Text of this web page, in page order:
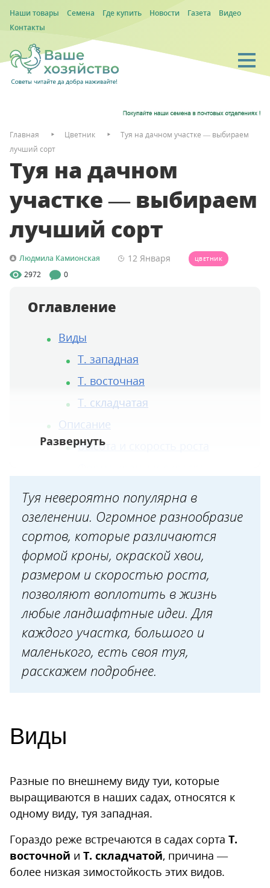
Наши товары Семена Где купить Новости Газета
Видео
Контакты
Главная Цветник
Туя на дачном участке — выбираем
лучший сорт
Туя на дачном
участке — выбираем
лучший сорт
Людмила Камионская 12 Января ЦВЕТНИК
2972 0
Оглавление
Виды
Т. западная
Т. восточная
Т. складчатая
Описание
Высота и скорость роста
Популярные сорта туи
Сорта для живой изгороди
Брабант
Смарагд
Колумна
Другие сорта
Шаровидные сорта
Голден глоб
Мириам
Другие сорта
Желтые сорта
Рейнголд
Голден Таффет
Туя невероятно популярна в
озеленении. Огромное разнообразие
сортов, которые различаются
формой кроны, окраской хвои,
размером и скоростью роста,
позволяют воплотить в жизнь
любые ландшафтные идеи. Для
каждого участка, большого и
маленького, есть своя туя,
расскажем подробнее.
Виды
Разные по внешнему виду туи, которые
выращиваются в наших садах, относятся к
одному виду, туя западная.
Гораздо реже встречаются в садах сорта Т.
восточной и Т. складчатой, причина —
более низкая зимостойкость этих видов.